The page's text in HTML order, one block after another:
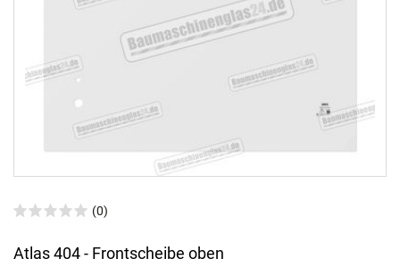
(0)
Atlas 404 - Frontscheibe oben